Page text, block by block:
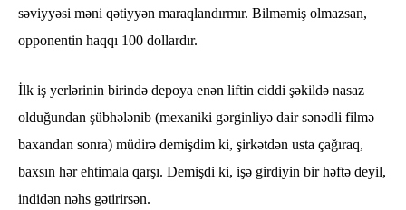
səviyyəsi məni qətiyyən maraqlandırmır. Bilməmiş olmazsan,
opponentin haqqı 100 dollardır.
İlk iş yerlərinin birində depoya enən liftin ciddi şəkildə nasaz
olduğundan şübhələnib (mexaniki gərginliyə dair sənədli filmə
baxandan sonra) müdirə demişdim ki, şirkətdən usta çağıraq,
baxsın hər ehtimala qarşı. Demişdi ki, işə girdiyin bir həftə deyil,
indidən nəhs gətirirsən.